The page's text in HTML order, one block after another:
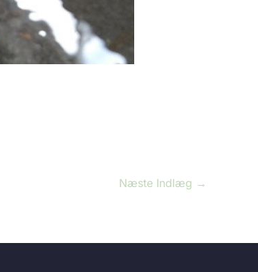
Næste Indlæg →